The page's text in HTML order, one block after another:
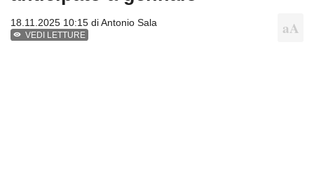
18.11.2025 10:15 diAntonio Sala
VEDI LETTURE